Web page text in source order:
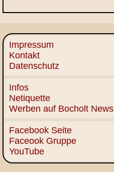
Impressum
Kontakt
Datenschutz
Infos
Netiquette
Werben auf Bocholt News
Facebook Seite
Faceook Gruppe
YouTube